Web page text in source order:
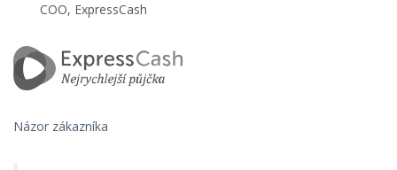
COO, ExpressCash
Názor zákazníka